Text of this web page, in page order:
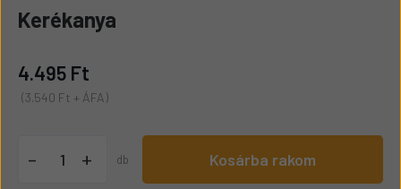
Kerékanya
4.495 Ft
(3.540 Ft + ÁFA)
- + db Kosárba rakom